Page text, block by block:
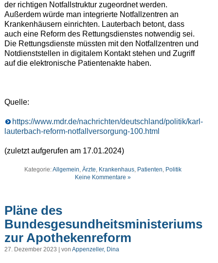
der richtigen Notfallstruktur zugeordnet werden.
Außerdem würde man integrierte Notfallzentren an
Krankenhäusern einrichten. Lauterbach betont, dass
auch eine Reform des Rettungsdienstes notwendig sei.
Die Rettungsdienste müssten mit den Notfallzentren und
Notdienststellen in digitalem Kontakt stehen und Zugriff
auf die elektronische Patientenakte haben.
Quelle:
https://www.mdr.de/nachrichten/deutschland/politik/karl-
lauterbach-reform-notfallversorgung-100.html
(zuletzt aufgerufen am 17.01.2024)
Kategorie:Allgemein,Ärzte, Krankenhaus, Patienten, Politik
Keine Kommentare »
Pläne des
Bundesgesundheitsministeriums
zur Apothekenreform
27. Dezember 2023 | von Appenzeller, Dina